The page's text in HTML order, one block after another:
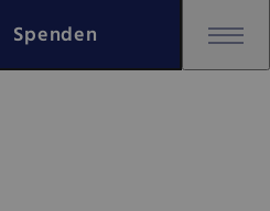
Spenden